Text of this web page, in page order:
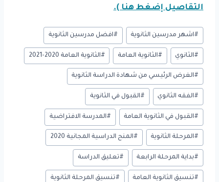
التقاصيل إضغط هنا ).
وسوم
المقال:
#اشهر مدرسين الثانوية #افضل مدرسين الثانوية
#الثانوي #الثانوية العامة #الثانوية العامة 2020-2021
#الغرض الرئيسي من شهادة الدراسة الثانوية
#الفقه الثانوي #القبول في الثانوية
#القبول في الثانوية العامة #المدرسة الافتراضية
#المرحلة الثانوية #المنح الدراسية المجانية 2020
#بداية المرحلة الرابعة #تعليق الدراسة
#تنسيق الثانوية العامة #تنسيق المرحلة الثانوية